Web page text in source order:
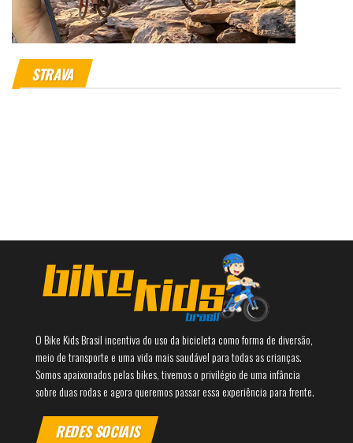
STRAVA
O Bike Kids Brasil incentiva do uso da bicicleta como forma de diversão,
meio de transporte e uma vida mais saudável para todas as crianças.
Somos apaixonados pelas bikes, tivemos o privilégio de uma infância
sobre duas rodas e agora queremos passar essa experiência para frente.
REDES SOCIAIS